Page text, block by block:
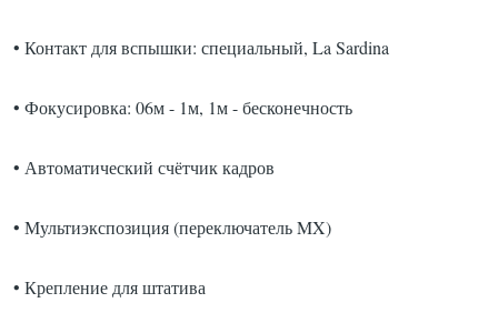
• Контакт для вспышки: специальный, La Sardina
• Фокусировка: 06м - 1м, 1м - бесконечность
• Автоматический счётчик кадров
• Мультиэкспозиция (переключатель MX)
• Крепление для штатива